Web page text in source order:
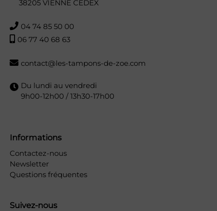
38205 VIENNE CEDEX
04 74 85 50 00
06 77 40 68 63
contact@les-tampons-de-zoe.com
Du lundi au vendredi
9h00-12h00 / 13h30-17h00
Informations
Contactez-nous
Newsletter
Questions fréquentes
Suivez-nous